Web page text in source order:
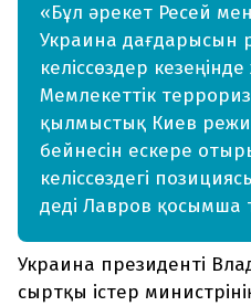
«Бұл әрекет Ресей
Украина дағдарысын
келіссөздер
Мемлекеттік
қылмыстық Киев
бейнесін ескере
келіссөздегі
деді Лавров қосымша
Украина президенті
сыртқы істер